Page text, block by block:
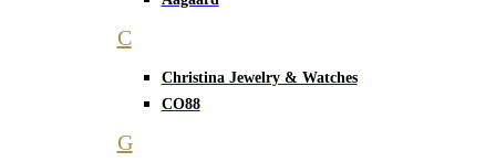
C
Christina Jewelry & Watches
CO88
G